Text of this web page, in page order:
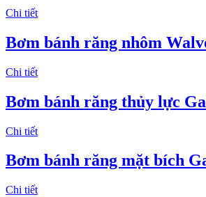
Chi tiết
Bơm bánh răng nhôm
Chi tiết
Bơm bánh răng thủy lực
Chi tiết
Bơm bánh răng mặt bích
Chi tiết